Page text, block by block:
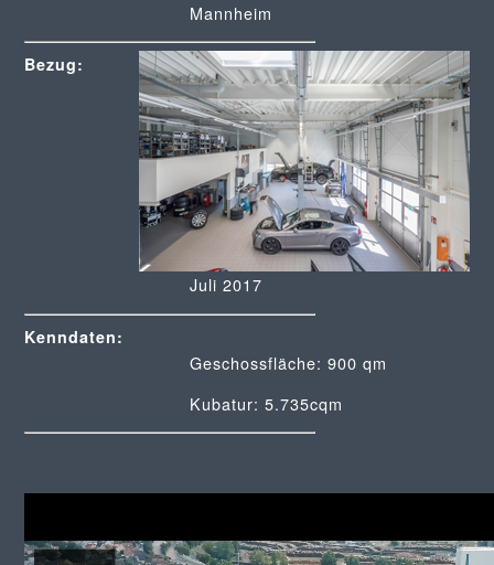
Mannheim
Bezug:
Juli 2017
Kenndaten:
Geschossfläche: 900 qm
Kubatur: 5.735cqm